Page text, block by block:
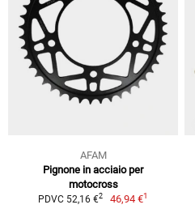
AFAM
Pignone in acciaio per
motocross
PDVC 52,16 €2 46,94 €1